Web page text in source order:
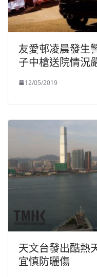
友愛邨凌晨發生
子中槍送院情況
12/05/2019
天文台發出酷熱
宜慎防曬傷